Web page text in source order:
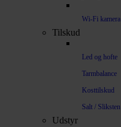
Wi-Fi kamera
Tilskud
Led og hofte
Tarmbalance
Kosttilskud
Salt / Sliksten
Udstyr